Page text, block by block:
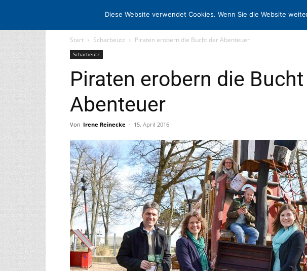
STARTSEITE ARCHIV MEDIADATEN KONTAKT
Start Scharbeutz Piraten erobern die Bucht der Abenteuer
Scharbeutz
Piraten erobern die
Abenteuer
Von Irene Reinecke - 15. April 2016
Diese Website verwendet Cookies. Wenn Sie die Website